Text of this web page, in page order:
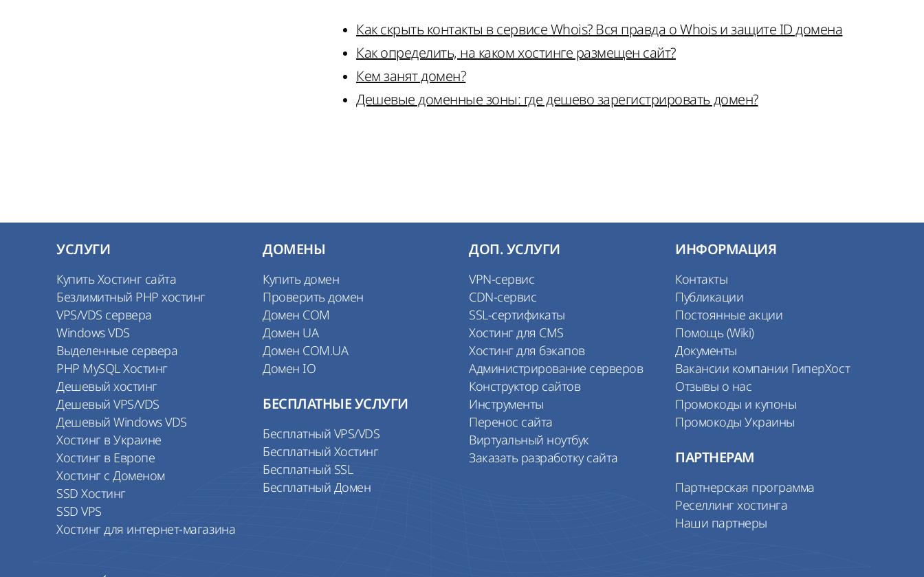
Как скрыть контакты в сервисе Whois? Вся правда о Whois и защите ID домена
Как определить, на каком хостинге размещен сайт?
Кем занят домен?
Дешевые доменные зоны: где дешево зарегистрировать домен?
УСЛУГИ
Купить Хостинг сайта
Безлимитный PHP хостинг
VPS/VDS сервера
Windows VDS
Выделенные сервера
PHP MySQL Хостинг
Дешевый хостинг
Дешевый VPS/VDS
Дешевый Windows VDS
Хостинг в Украине
Хостинг в Европе
Хостинг с Доменом
SSD Хостинг
SSD VPS
Хостинг для интернет-магазина
ДОМЕНЫ
Купить домен
Проверить домен
Домен COM
Домен UA
Домен COM.UA
Домен IO
БЕСПЛАТНЫЕ УСЛУГИ
Бесплатный VPS/VDS
Бесплатный Хостинг
Бесплатный SSL
Бесплатный Домен
ДОП. УСЛУГИ
VPN-сервис
CDN-сервис
SSL-сертификаты
Хостинг для CMS
Хостинг для бэкапов
Администрирование серверов
Конструктор сайтов
Инструменты
Перенос сайта
Виртуальный ноутбук
Заказать разработку сайта
ИНФОРМАЦИЯ
Контакты
Публикации
Постоянные акции
Помощь (Wiki)
Документы
Вакансии компании ГиперХост
Отзывы о нас
Промокоды и купоны
Промокоды Украины
ПАРТНЕРАМ
Партнерская программа
Реселлинг хостинга
Наши партнеры